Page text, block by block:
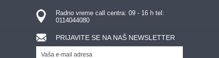
Radno vreme call centra: 09 - 16 h tel:
0114044080
PRIJAVITE SE NA NAŠ NEWSLETTER